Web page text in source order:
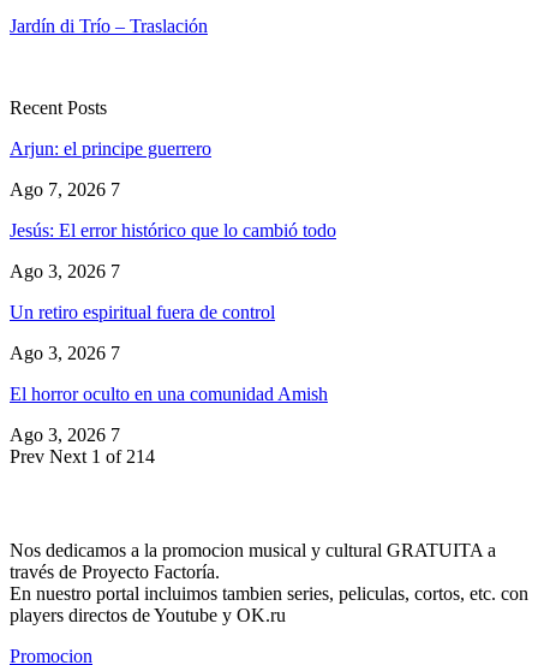
Jardín di Trío – Traslación
Recent Posts
Arjun: el principe guerrero
Ago 7, 2026 7
Jesús: El error histórico que lo cambió todo
Ago 3, 2026 7
Un retiro espiritual fuera de control
Ago 3, 2026 7
El horror oculto en una comunidad Amish
Ago 3, 2026 7
Prev Next 1 of 214
Nos dedicamos a la promocion musical y cultural GRATUITA a
través de Proyecto Factoría.
En nuestro portal incluimos tambien series, peliculas, cortos, etc. con
players directos de Youtube y OK.ru
Promocion